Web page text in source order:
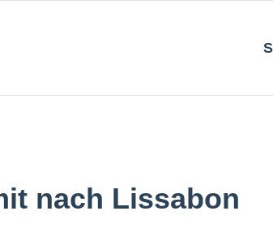
nach Lissabon